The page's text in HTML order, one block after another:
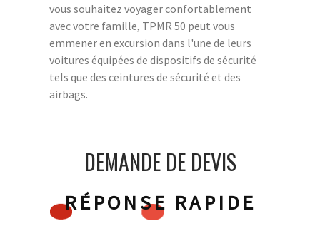
vous souhaitez voyager confortablement
avec votre famille, TPMR 50 peut vous
emmener en excursion dans l'une de leurs
voitures équipées de dispositifs de sécurité
tels que des ceintures de sécurité et des
airbags.
DEMANDE DE DEVIS
RÉPONSE RAPIDE